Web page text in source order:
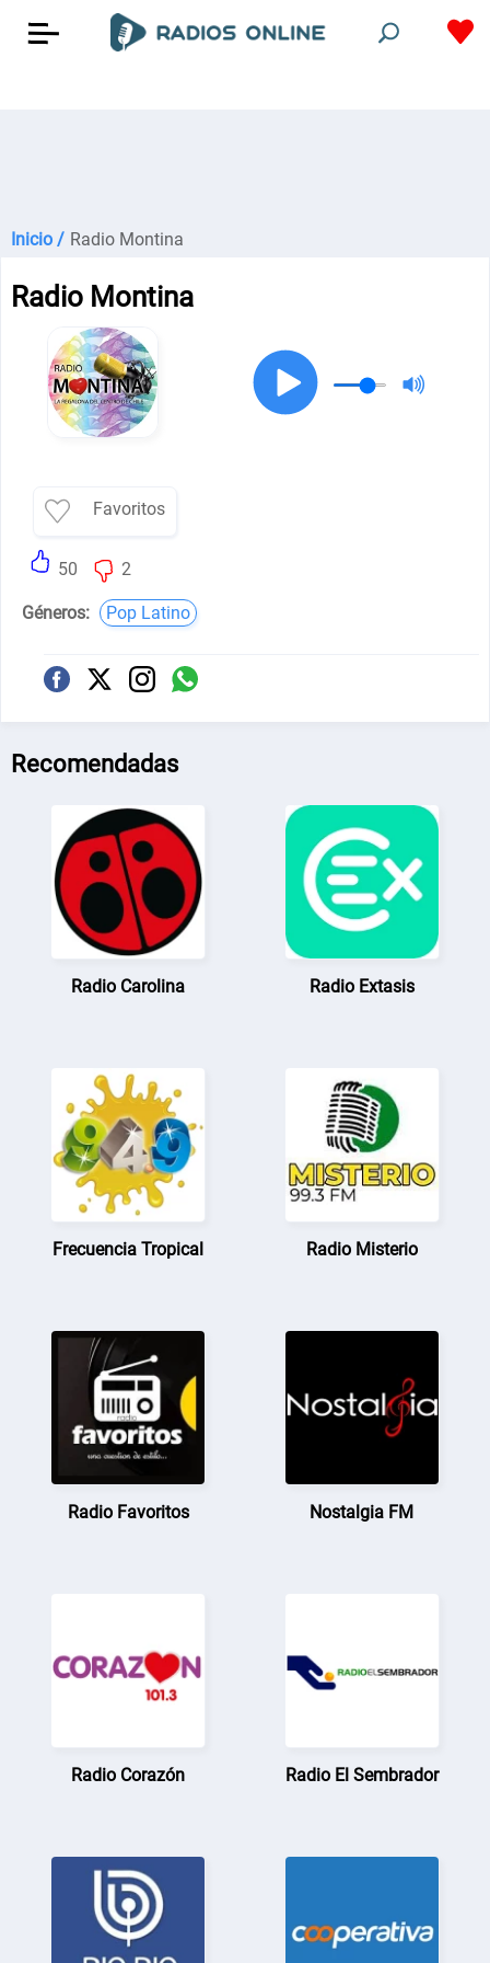
Inicio / Radio Montina
Radio Montina
Favoritos
50 2
Géneros: Pop Latino
Recomendadas
Radio Carolina Radio Extasis
Frecuencia Tropical Radio Misterio
Radio Favoritos Nostalgia FM
Radio Corazón Radio El Sembrador